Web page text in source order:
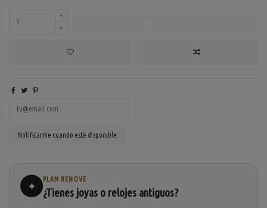
✦
PLAN RENOVE
¿Tienes joyas o relojes antiguos?